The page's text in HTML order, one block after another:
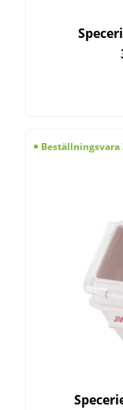
Beställningsvara